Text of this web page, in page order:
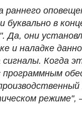
раннего
буквально в
Да, они
и наладке
сигналы. Когда
режиме",